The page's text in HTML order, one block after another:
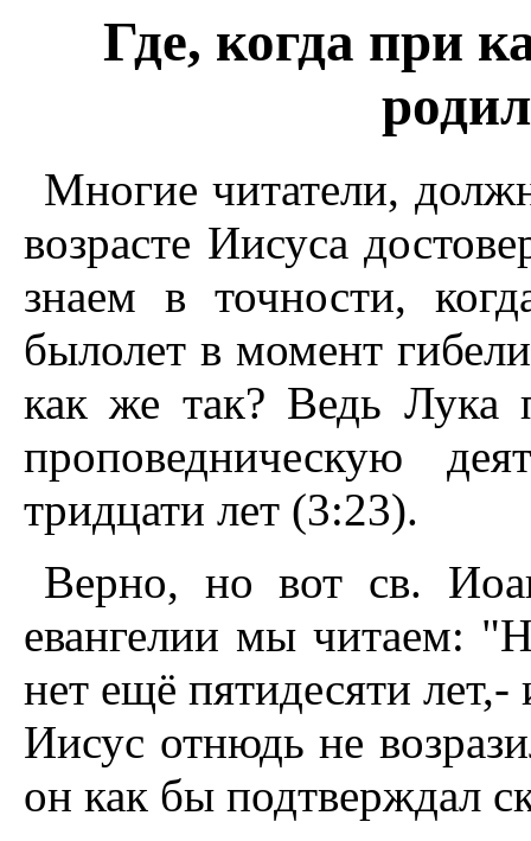
Где, когда при
Многие читатели,
возрасте Иисуса
знаем в точности,
былолет в момент
как же так? Ведь Лука
проповедническую
тридцати лет (3:23).
Верно, но вот св.
евангелии мы читаем:
нет ещё пятидесяти
Иисус отнюдь не
он как бы подтверждал